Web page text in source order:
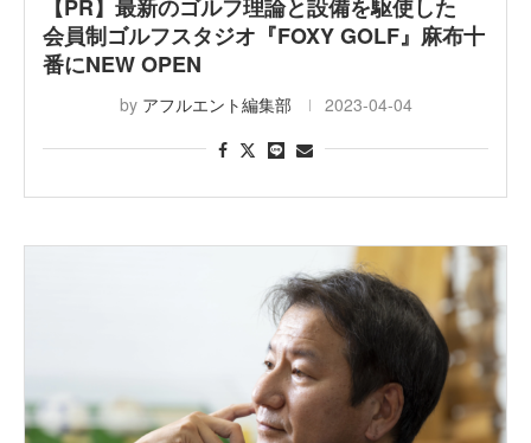
【PR】最新のゴルフ理論と設備を駆使した
会員制ゴルフスタジオ『FOXY GOLF』麻布十
番にNEW OPEN
by アフルエント編集部 2023-04-04